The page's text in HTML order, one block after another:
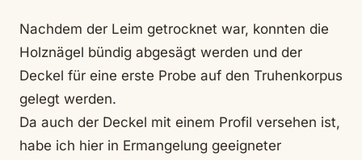
Nachdem der Leim getrocknet war, konnten die
Holznägel bündig abgesägt werden und der
Deckel für eine erste Probe auf den Truhenkorpus
gelegt werden.
Da auch der Deckel mit einem Profil versehen ist,
habe ich hier in Ermangelung geeigneter